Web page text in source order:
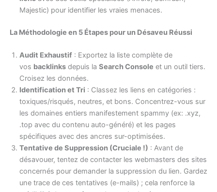
Majestic) pour identifier les vraies menaces.
La Méthodologie en 5 Étapes pour un Désaveu Réussi
Audit Exhaustif : Exportez la liste complète de
vos backlinks depuis la Search Console et un outil tiers.
Croisez les données.
Identification et Tri : Classez les liens en catégories :
toxiques/risqués, neutres, et bons. Concentrez-vous sur
les domaines entiers manifestement spammy (ex: .xyz,
.top avec du contenu auto-généré) et les pages
spécifiques avec des ancres sur-optimisées.
Tentative de Suppression (Cruciale !) : Avant de
désavouer, tentez de contacter les webmasters des sites
concernés pour demander la suppression du lien. Gardez
une trace de ces tentatives (e-mails) ; cela renforce la